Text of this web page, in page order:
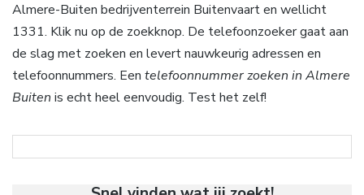
Almere-Buiten bedrijventerrein Buitenvaart en wellicht
1331. Klik nu op de zoekknop. De telefoonzoeker gaat aan
de slag met zoeken en levert nauwkeurig adressen en
telefoonnummers. Een telefoonnummer zoeken in Almere
Buiten is echt heel eenvoudig. Test het zelf!